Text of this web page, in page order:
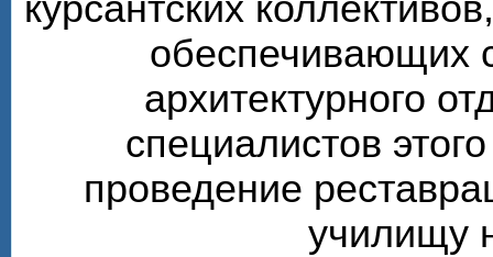
обеспечивающих
архитектурного
специалистов
проведение
училищу